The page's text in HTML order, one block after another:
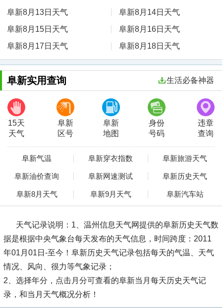
阜新8月13日天气
阜新8月14日天气
阜新8月15日天气
阜新8月16日天气
阜新8月17日天气
阜新8月18日天气
阜新实用查询 生活必备神器
15天
天气
阜新
区号
阜新
地图
身份
号码
违章
查询
阜新气温 阜新穿衣指数 阜新旅游天气
阜新油价查询 阜新网速测试 阜新历史天气
阜新8月天气 阜新9月天气 阜新汽车站
天气记录说明： 1、温州信息天气网提供的阜新历史天气数
据是根据中央气象台每天发布的天气信息，时间跨度：2011
年01月01日-至今！阜新历史天气记录包括每天的气温、天气
情况、风向、很力等气象记录；
2、选择年分，点击月分可查看的阜新当月每天历史天气记
录，和当月天气概况分析！